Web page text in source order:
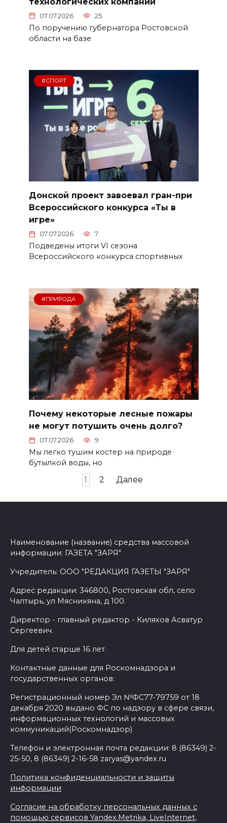
07.07.2026 25
По поручению губернатора Ростовской
области на базе
#СПОРТ
Донской проект завоевал гран-при
Всероссийского конкурса «Ты в
игре»
07.07.2026 7
Подведены итоги VI сезона
Всероссийского конкурса спортивных
#ПРИРОДА
Почему некоторые лесные пожары
не могут потушить очень долго?
07.07.2026 9
Мы легко тушим костер на природе
бутылкой воды, но
1 2 Далее
Наименование (название) средства массовой
информации: ГАЗЕТА "ЗАРЯ"
Учредитель: ООО "РЕДАКЦИЯ ГАЗЕТЫ "ЗАРЯ"
Адрес редакции: 346800, Ростовская обл, село
Чалтырь, ул Мясникяна, д 100.
Директор - главный редактор - Киляхов Асватур
Сергеевич.
Для детей старше 16 лет.
Контактные данные для Роскомнадзора и
государственных органов:
Регистрационный номер Эл №ФС77-79759 от 18
декабря 2020 выдано ФС по надзору в сфере связи,
информационных технологий и массовых
коммуникаций(Роскомнадзор)
Телефон и электронная почта редакции: 8 (86349) 2-
25-50, 8 (86349) 2-16-58 zaryas@yandex.ru
Политика конфиденциальности и защиты
информации
Согласие на обработку персональных данных с
помощью сервисов Yandex.Metrika, LiveInternet,